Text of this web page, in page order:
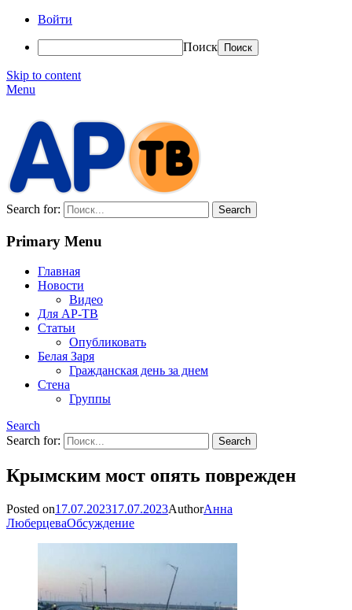
Войти
Поиск
Skip to content
Menu
Search for:
Primary Menu
Главная
Новости
Видео
Для АР-ТВ
Статьи
Опубликовать
Белая Заря
Гражданская день за днем
Стена
Группы
Search
Search for:
Крымским мост опять поврежден
Posted on17.07.202317.07.2023AuthorАнна
ЛюберцеваОбсуждение